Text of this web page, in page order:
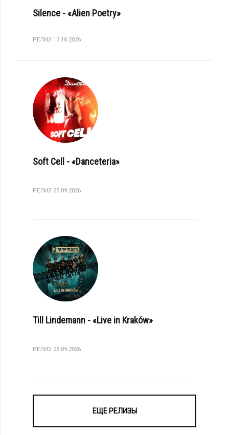
Silence - «Alien Poetry»
РЕЛИЗ 13.10.2026
Soft Cell - «Danceteria»
РЕЛИЗ 25.09.2026
Till Lindemann - «Live in Kraków»
РЕЛИЗ 25.09.2026
ЕЩЕ РЕЛИЗЫ